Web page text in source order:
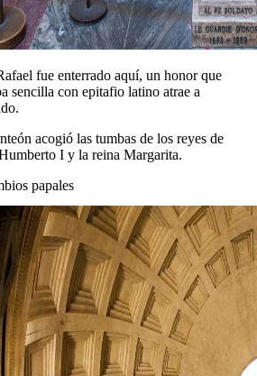
fue enterrado aquí, un honor que
sencilla con epitafio latino atrae a
acogió las tumbas de los reyes de
I y la reina Margarita.
papales